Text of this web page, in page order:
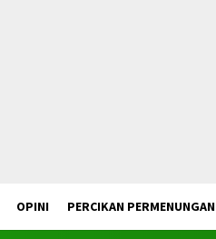
OPINI PERCIKAN PERMENUNGAN